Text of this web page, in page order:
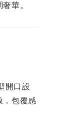
華。
開口設
，包覆感